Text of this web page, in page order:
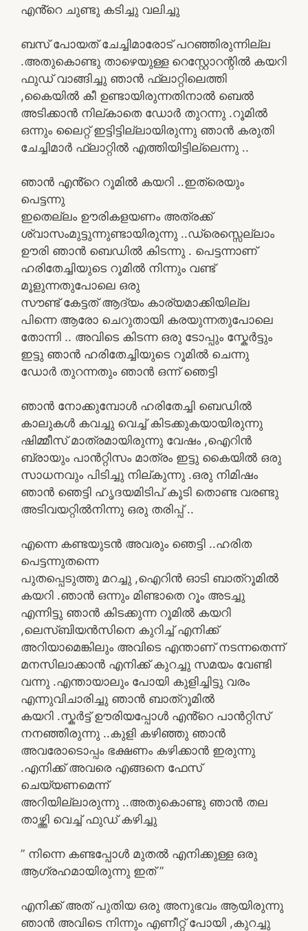
എൻ്റെ ചുണ്ടു കടിച്ചു വലിച്ചു
ബസ് പോയത് ചേച്ചിമാരോട് പറഞ്ഞിരുന്നില്ല
.അതുകൊണ്ടു താഴെയുള്ള റെസ്റ്റോറന്റിൽ കയറി
ഫുഡ് വാങ്ങിച്ചു ഞാൻ ഫ്ലാറ്റിലെത്തി
,കൈയിൽ കീ ഉണ്ടായിരുന്നതിനാൽ ബെൽ
അടിക്കാൻ നില്കാതെ ഡോർ തുറന്നു .റൂമിൽ
ഒന്നും ലൈറ്റ് ഇട്ടിട്ടില്ലായിരുന്നു ഞാൻ കരുതി
ചേച്ചിമാർ ഫ്ലാറ്റിൽ എത്തിയിട്ടില്ലെന്നു ..
ഞാൻ എൻ്റെ റൂമിൽ കയറി ..ഇത്രെയും
പെട്ടന്നു
ഇതെല്ലം ഊരികളയണം അത്രക്ക്
ശ്വാസംമുട്ടുന്നുണ്ടായിരുന്നു ..ഡ്രെസ്സെല്ലാം
ഊരി ഞാൻ ബെഡിൽ കിടന്നു . പെട്ടന്നാണ്
ഹരിതേച്ചിയുടെ റൂമിൽ നിന്നും വണ്ട്
മൂളുന്നതുപോലെ ഒരു
സൗണ്ട് കേട്ടത് ആദ്യം കാര്യമാക്കിയില്ല
പിന്നെ ആരോ ചെറുതായി കരയുന്നതുപോലെ
തോന്നി .. അവിടെ കിടന്ന ഒരു ടോപ്പും സ്കേർട്ടും
ഇട്ടു ഞാൻ ഹരിതേച്ചിയുടെ റൂമിൽ ചെന്നു
ഡോർ തുറന്നതും ഞാൻ ഒന്ന് ഞെട്ടി
ഞാൻ നോക്കുമ്പോൾ ഹരിതേച്ചി ബെഡിൽ
കാലുകൾ കവച്ചു വെച്ച് കിടക്കുകയായിരുന്നു
ഷിമ്മീസ് മാത്രമായിരുന്നു വേഷം ,ഐറിൻ
ബ്രായും പാൻറ്റിസം മാത്രം ഇട്ടു കൈയിൽ ഒരു
സാധനവും പിടിച്ചു നില്കുന്നു .ഒരു നിമിഷം
ഞാൻ ഞെട്ടി ഹൃദയമിടിപ് കൂടി തൊണ്ട വരണ്ടു
അടിവയറ്റിൽനിന്നു ഒരു തരിപ്പ് ..
എന്നെ കണ്ടയുടൻ അവരും ഞെട്ടി ..ഹരിത
പെട്ടന്നുതന്നെ
പുതപ്പെടുത്തു മറച്ചു ,ഐറിൻ ഓടി ബാത്‌റൂമിൽ
കയറി .ഞാൻ ഒന്നും മിണ്ടാതെ റൂം അടച്ചു
എന്നിട്ടു ഞാൻ കിടക്കുന്ന റൂമിൽ കയറി
,ലെസ്ബിയൻസിനെ കുറിച്ച് എനിക്ക്
അറിയാമെങ്കിലും അവിടെ എന്താണ് നടന്നതെന്ന്
മനസിലാക്കാൻ എനിക്ക് കുറച്ചു സമയം വേണ്ടി
വന്നു .എന്തായാലും പോയി കുളിച്ചിട്ടു വരം
എന്നുവിചാരിച്ചു ഞാൻ ബാത്‌റൂമിൽ
കയറി .സ്കർട്ട് ഊരിയപ്പോൾ എൻ്റെ പാൻറ്റിസ്
നനഞ്ഞിരുന്നു ..കുളി കഴിഞ്ഞു ഞാൻ
അവരോടൊപ്പം ഭക്ഷണം കഴിക്കാൻ ഇരുന്നു
.എനിക്ക് അവരെ എങ്ങനെ ഫേസ്
ചെയ്യണമെന്ന്
അറിയില്ലാരുന്നു ..അതുകൊണ്ടു ഞാൻ തല
താഴ്ത്തി വെച്ച് ഫുഡ് കഴിച്ചു
” നിന്നെ കണ്ടപ്പോൾ മുതൽ എനിക്കുള്ള ഒരു
ആഗ്രഹമായിരുന്നു ഇത് ”
എനിക്ക് അത് പുതിയ ഒരു അനുഭവം ആയിരുന്നു
ഞാൻ അവിടെ നിന്നും എണീറ്റ് പോയി ,കുറച്ചു